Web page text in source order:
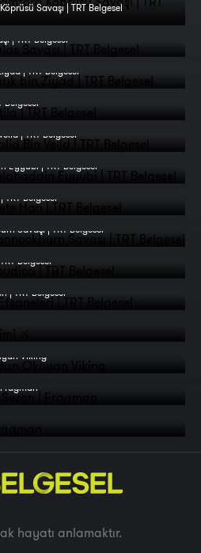
Savaşı | TRT Belgesel
| TRT Belgesel
| TRT Belgesel
Belgesel
| TRT Belgesel
Eyyubi | TRT Belgesel
Belgesel
Savaşı | TRT Belgesel
Belgesel
| TRT Belgesel
Viking
hayatı anlamaktır.